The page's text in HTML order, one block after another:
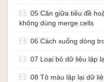
05 Căn giữa tiêu đề
không dùng merge cells
06 Cách xuống dòng
07 Loại bỏ dữ liệu lặp
08 Tô màu lặp lại dữ